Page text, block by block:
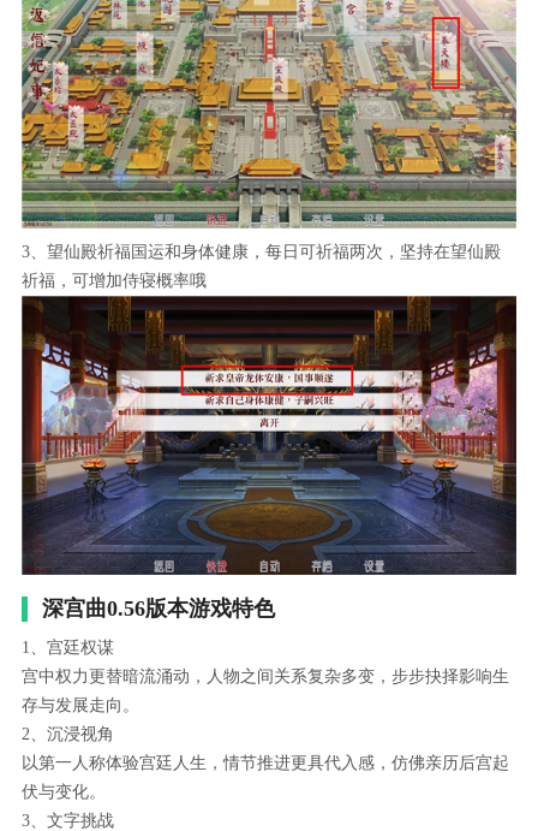
3、望仙殿祈福国运和身体健康，每日可祈福两次，坚持在望仙殿
祈福，可增加侍寝概率哦
深宫曲0.56版本游戏特色
1、宫廷权谋
宫中权力更替暗流涌动，人物之间关系复杂多变，步步抉择影响生
存与发展走向。
2、沉浸视角
以第一人称体验宫廷人生，情节推进更具代入感，仿佛亲历后宫起
伏与变化。
3、文字挑战